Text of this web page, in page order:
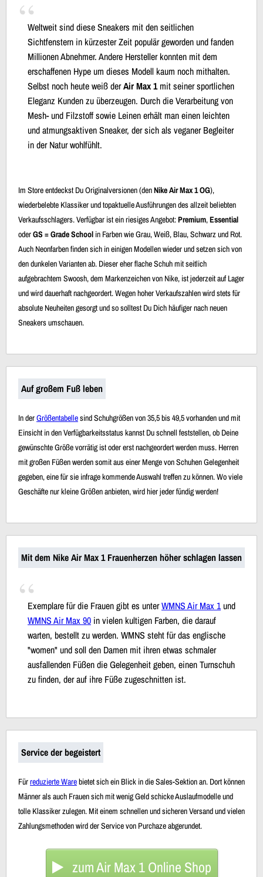
Weltweit sind diese Sneakers mit den seitlichen
Sichtfenstern in kürzester Zeit populär geworden und fanden
Millionen Abnehmer. Andere Hersteller konnten mit dem
erschaffenen Hype um dieses Modell kaum noch mithalten.
Selbst noch heute weiß derAir Max 1mit seiner sportlichen
Eleganz Kunden zu überzeugen. Durch die Verarbeitung von
Mesh- und Filzstoff sowie Leinen erhält man einen leichten
und atmungsaktiven Sneaker, der sich als veganer Begleiter
in der Natur wohlfühlt.
Im Store entdeckst Du Originalversionen (denNike Air Max 1 OG),
wiederbelebte Klassiker und topaktuelle Ausführungen des allzeit beliebten
Verkaufsschlagers. Verfügbar ist ein riesiges Angebot:Premium,Essential
oderGS = Grade School in Farben wie Grau, Weiß, Blau, Schwarz und Rot.
Auch Neonfarben finden sich in einigen Modellen wieder und setzen sich von
den dunkelen Varianten ab. Dieser eher flache Schuh mit seitlich
aufgebrachtem Swoosh, dem Markenzeichen von Nike, ist jederzeit auf Lager
und wird dauerhaft nachgeordert. Wegen hoher Verkaufszahlen wird stets für
absolute Neuheiten gesorgt und so solltest Du Dich häufiger nach neuen
Sneakers umschauen.
Auf großem Fuß leben
In derGrößentabellesind Schuhgrößen von 35,5 bis 49,5 vorhanden und mit
Einsicht in den Verfügbarkeitsstatus kannst Du schnell feststellen, ob Deine
gewünschte Größe vorrätig ist oder erst nachgeordert werden muss. Herren
mit großen Füßen werden somit aus einer Menge von Schuhen Gelegenheit
gegeben, eine für sie infrage kommende Auswahl treffen zu können. Wo viele
Geschäfte nur kleine Größen anbieten, wird hier jeder fündig werden!
Mit dem Nike Air Max 1 Frauenherzen höher schlagen lassen
Exemplare für die Frauen gibt es unterWMNS Air Max 1und
WMNS Air Max 90 in vielen kultigen Farben, die darauf
warten, bestellt zu werden. WMNS steht für das englische
"women" und soll den Damen mit ihren etwas schmaler
ausfallenden Füßen die Gelegenheit geben, einen Turnschuh
zu finden, der auf ihre Füße zugeschnitten ist.
Service der begeistert
Fürreduzierte Warebietet sich ein Blick in die Sales-Sektion an. Dort können
Männer als auch Frauen sich mit wenig Geld schicke Auslaufmodelle und
tolle Klassiker zulegen. Mit einem schnellen und sicheren Versand und vielen
Zahlungsmethoden wird der Service von Purchaze abgerundet.
zum Air Max 1 Online Shop